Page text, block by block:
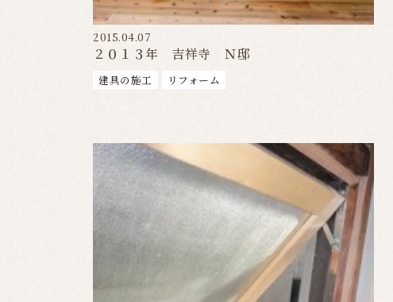
2015.04.07
２０１３年 吉祥寺 Ｎ邸
建具の施工 リフォーム